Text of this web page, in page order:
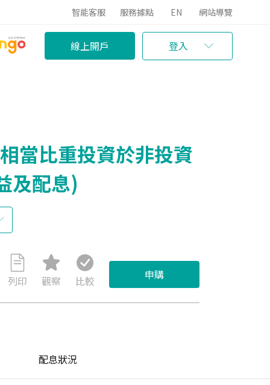
智能客服 服務據點 EN 網站導覽
線上開戶 登入
當比重投資於非投資
及配息)
列印 觀察 比較 申購
配息狀況